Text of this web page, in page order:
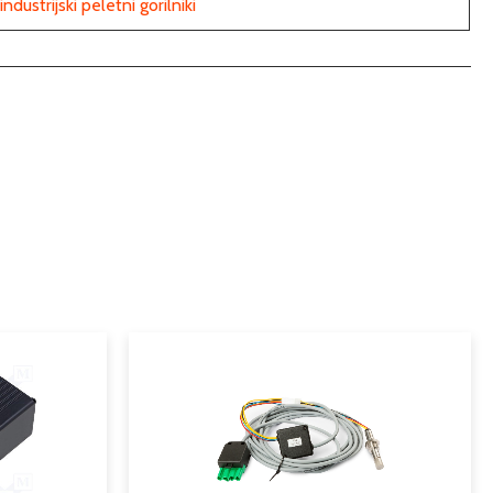
industrijski peletni gorilniki